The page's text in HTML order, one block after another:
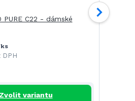
PURE C22 - dámské
ks
DPH
Zvolit variantu